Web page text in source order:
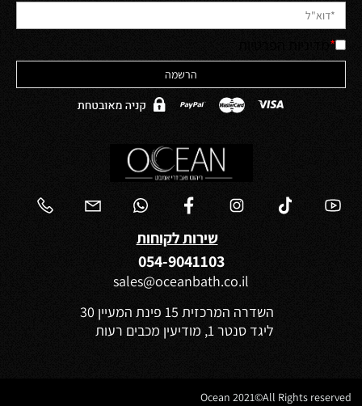
*
שירות לקוחות
054-9041103
sales@oceanbath.co.il
השדרה המרכזית 15 פינת המעיין 30
ליגד סנטר 1, מודיעין מכבים רעות